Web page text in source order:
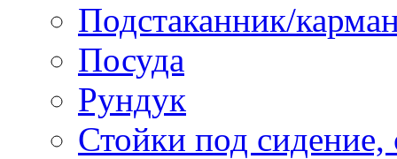
Подстаканник/
Посуда
Рундук
Стойки под